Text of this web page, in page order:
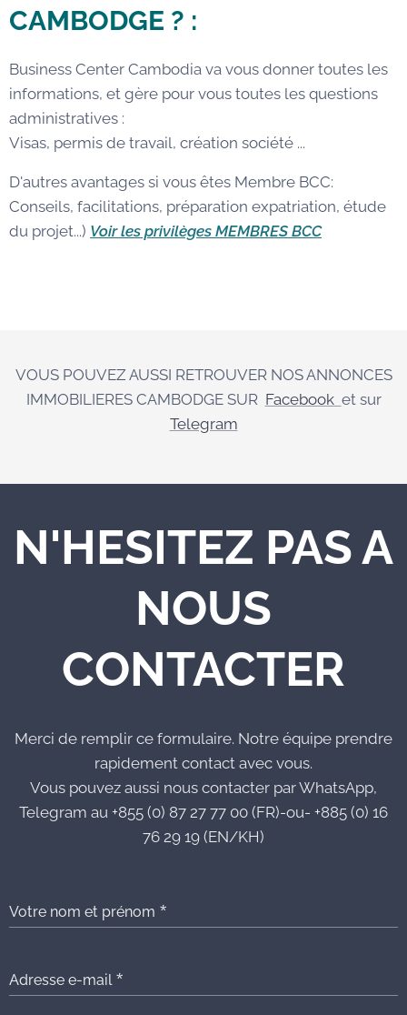
CAMBODGE ? :
Business Center Cambodia va vous donner toutes les
informations, et gère pour vous toutes les questions
administratives :
Visas, permis de travail, création société ...
D'autres avantages si vous êtes Membre BCC:
Conseils, facilitations, préparation expatriation, étude
du projet...) Voir les privilèges MEMBRES BCC
VOUS POUVEZ AUSSI RETROUVER NOS ANNONCES
IMMOBILIERES CAMBODGE SUR Facebook et sur
Telegram
N'HESITEZ PAS A
NOUS
CONTACTER
Merci de remplir ce formulaire. Notre équipe prendre
rapidement contact avec vous.
Vous pouvez aussi nous contacter par WhatsApp,
Telegram au +855 (0) 87 27 77 00 (FR)-ou- +885 (0) 16
76 29 19 (EN/KH)
Votre nom et prénom
Adresse e-mail